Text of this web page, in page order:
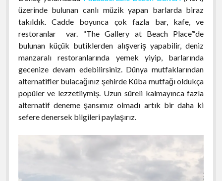
üzerinde bulunan canlı müzik yapan barlarda biraz
takıldık. Cadde boyunca çok fazla bar, kafe, ve
restoranlar var. “The Gallery at Beach Place”‘de
bulunan küçük butiklerden alışveriş yapabilir, deniz
manzaralı restoranlarında yemek yiyip, barlarında
gecenize devam edebilirsiniz. Dünya mutfaklarından
alternatifler bulacağınız şehirde Küba mutfağı oldukça
popüler ve lezzetliymiş. Uzun süreli kalmayınca fazla
alternatif deneme şansımız olmadı artık bir daha ki
sefere denersek bilgileri paylaşırız.